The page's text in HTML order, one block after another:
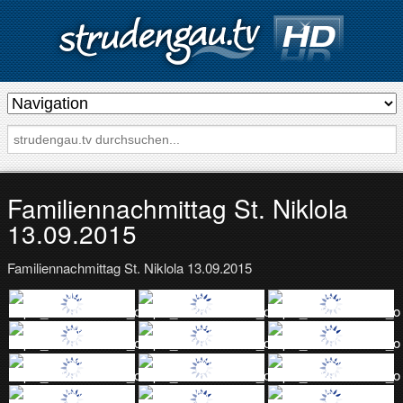
s
t
r
u
d
e
n
g
u
.
t
Familiennachmittag St. Niklola
13.09.2015
Familiennachmittag St. Niklola 13.09.2015